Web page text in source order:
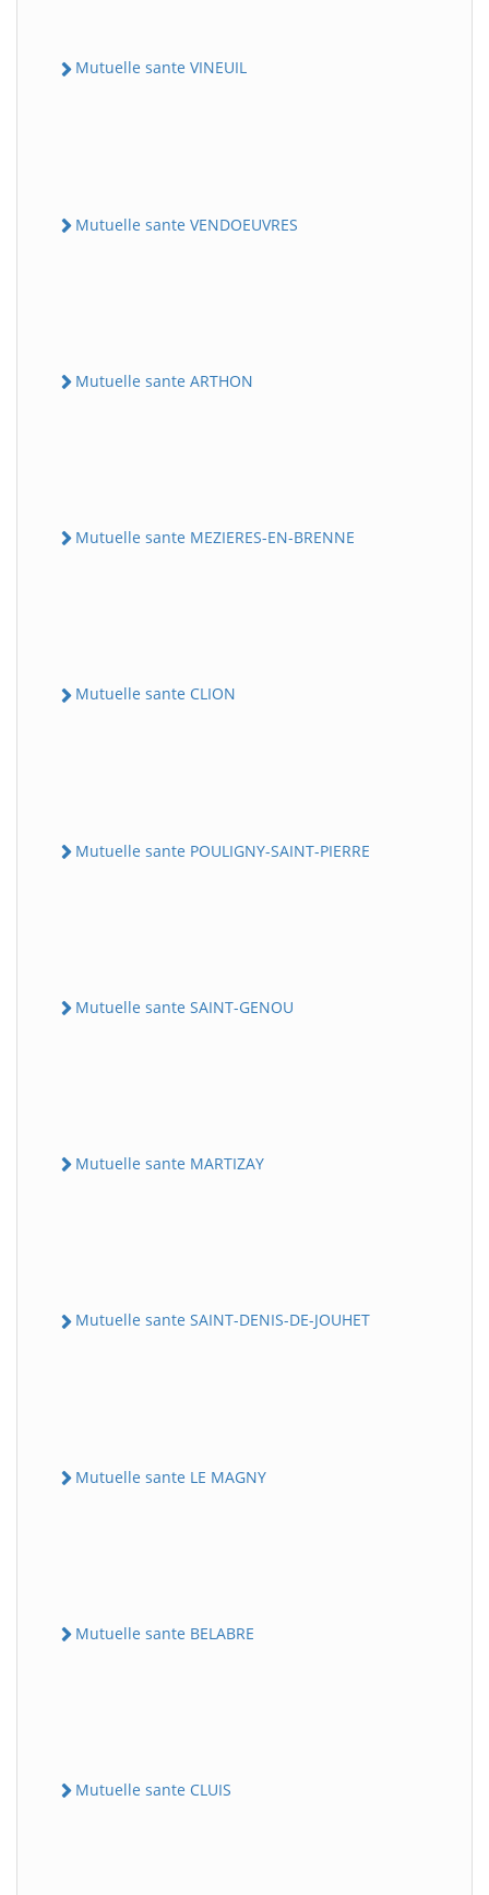
Mutuelle sante VINEUIL
Mutuelle sante VENDOEUVRES
Mutuelle sante ARTHON
Mutuelle sante MEZIERES-EN-BRENNE
Mutuelle sante CLION
Mutuelle sante POULIGNY-SAINT-PIERRE
Mutuelle sante SAINT-GENOU
Mutuelle sante MARTIZAY
Mutuelle sante SAINT-DENIS-DE-JOUHET
Mutuelle sante LE MAGNY
Mutuelle sante BELABRE
Mutuelle sante CLUIS